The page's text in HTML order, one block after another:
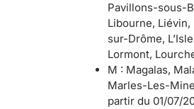
Pavillons-sous-
Libourne,
sur-Drôme,
Lormont,
M : Magalas,
Marles-Les-
partir du 01/07/